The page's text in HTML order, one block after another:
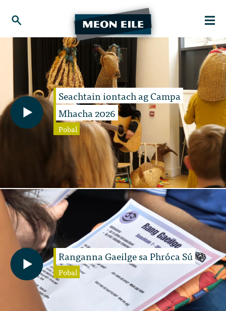
Seachtain iontach ag Campa
Mhacha 2026
Pobal
Ranganna Gaeilge sa Phróca Sú
Pobal